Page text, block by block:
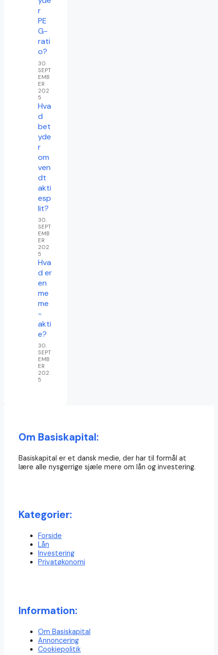
r
PE
G-
rati
o?
30.
SEPT
EMB
ER
202
5
Hva
d
bet
yde
r
om
ven
dt
akti
esp
lit?
30.
SEPT
EMB
ER
202
5
Hva
d er
en
me
me
-
akti
e?
30.
SEPT
EMB
ER
202
5
Om Basiskapital:
Basiskapital er et dansk medie, der har til formål at
lære alle nysgerrige sjæle mere om lån og investering.
Kategorier:
Forside
Lån
Investering
Privatøkonomi
Information:
Om Basiskapital
Annoncering
Cookiepolitik